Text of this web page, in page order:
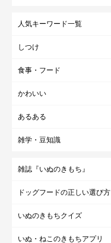
人気キーワード一覧
しつけ
食事・フード
かわいい
あるある
雑学・豆知識
雑誌『いぬのきもち』
ドッグフードの正しい選び方
いぬのきもちクイズ
いぬ・ねこのきもちアプリ